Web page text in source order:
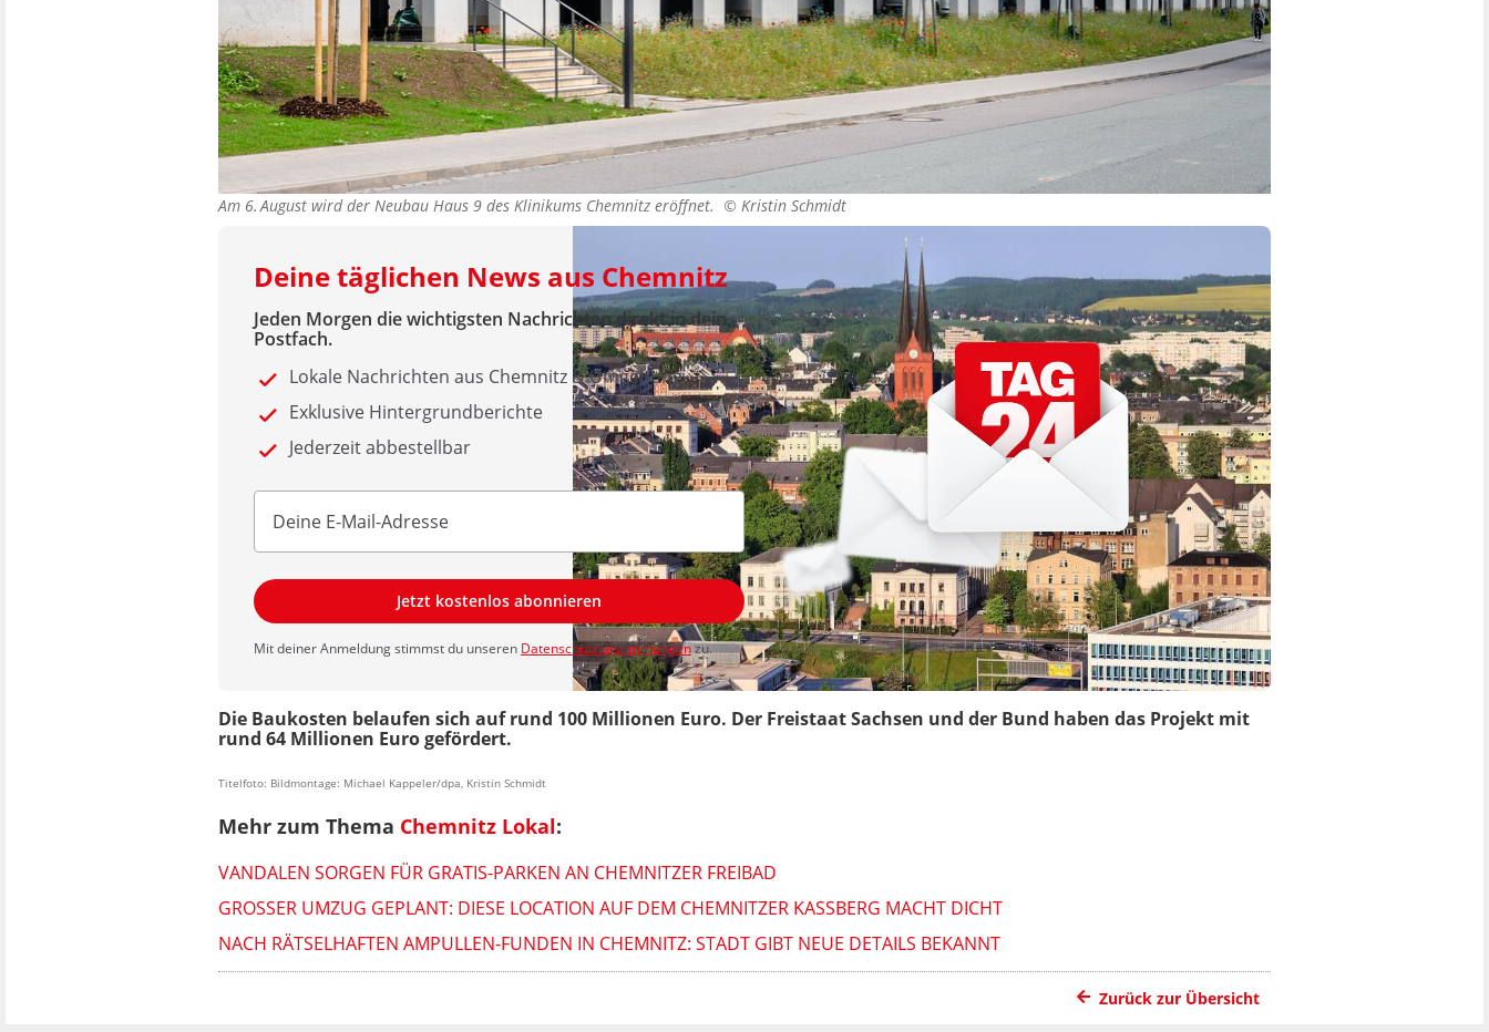
Am 6. August wird der Neubau Haus 9 des Klinikums Chemnitz eröffnet. © Kristin Schmidt
Deine täglichen News aus Chemnitz
Jeden Morgen die wichtigsten Nachrichten direkt in dein
Postfach.
Lokale Nachrichten aus Chemnitz & Umgebung
Exklusive Hintergrundberichte
Jederzeit abbestellbar
Jetzt kostenlos abonnieren
Mit deiner Anmeldung stimmst du unseren Datenschutzbestimmungenzu.
Die Baukosten belaufen sich auf rund 100 Millionen Euro. Der Freistaat Sachsen und der Bund haben das Projekt mit
rund 64 Millionen Euro gefördert.
Titelfoto: Bildmontage: Michael Kappeler/dpa, Kristin Schmidt
Mehr zum Thema Chemnitz Lokal:
VANDALEN SORGEN FÜR GRATIS-PARKEN AN CHEMNITZER FREIBAD
GROSSER UMZUG GEPLANT: DIESE LOCATION AUF DEM CHEMNITZER KASSBERG MACHT DICHT
NACH RÄTSELHAFTEN AMPULLEN-FUNDEN IN CHEMNITZ: STADT GIBT NEUE DETAILS BEKANNT
Zurück zur Übersicht